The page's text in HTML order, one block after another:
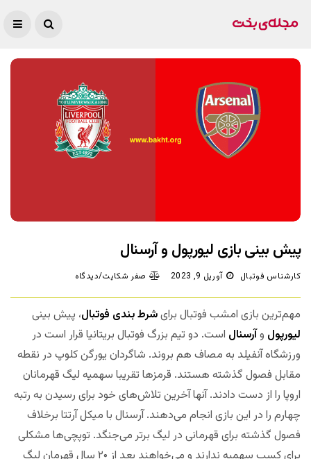
پیش بینی بازی لیورپول و آرسنال
کارشناس فوتبال آوریل 9, 2023 صفر شکایت/دیدگاه
مهم‌ترین بازی امشب فوتبال برایشرط بندی فوتبال، پیش بینی
لیورپول وآرسنال است. دو تیم بزرگ فوتبال بریتانیا قرار است در
ورزشگاه آنفیلد به مصاف هم بروند. شاگردان یورگن کلوپ در نقطه
مقابل فصول گذشته هستند. قرمزها تقریبا سهمیه لیگ قهرمانان
اروپا را از دست دادند. آنها آخرین تلاش‌های خود برای رسیدن به رتبه
چهارم را در این بازی انجام می‌دهند. آرسنال با میکل آرتتا برخلاف
فصول گذشته برای قهرمانی در لیگ برتر می‌جنگد. توپچی‌ها مشکلی